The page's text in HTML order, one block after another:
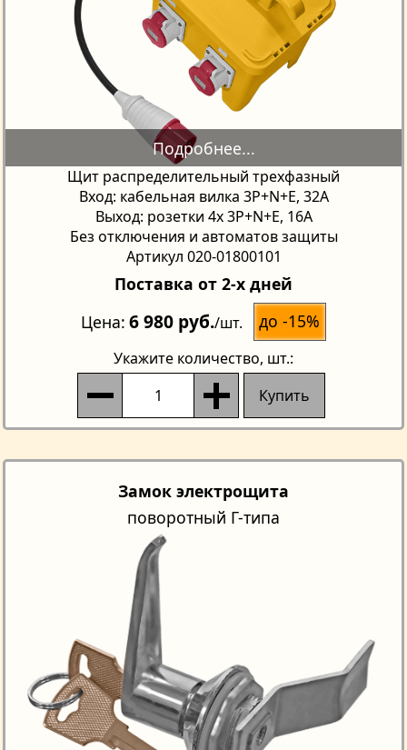
Щит распределительный трехфазный
Вход: кабельная вилка 3P+N+E, 32А
Выход: розетки 4х 3P+N+E, 16А
Без отключения и автоматов защиты
Артикул 020-01800101
Поставка от 2-х дней
Цена 6 980 руб./шт. до -15%
Укажите количество, шт.:
Купить
Замок электрощита
поворотный Г-типа